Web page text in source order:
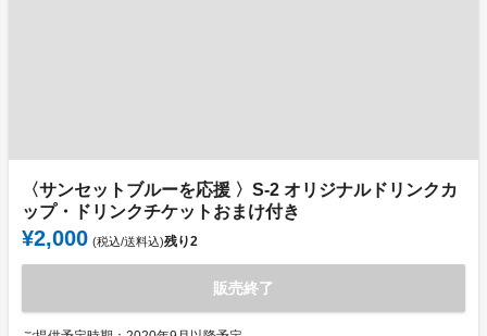
〈サンセットブルーを応援 〉S-2 オリジナルドリンクカ
ップ・ドリンクチケットおまけ付き
¥2,000 (税込/送料込)残り2
販売終了